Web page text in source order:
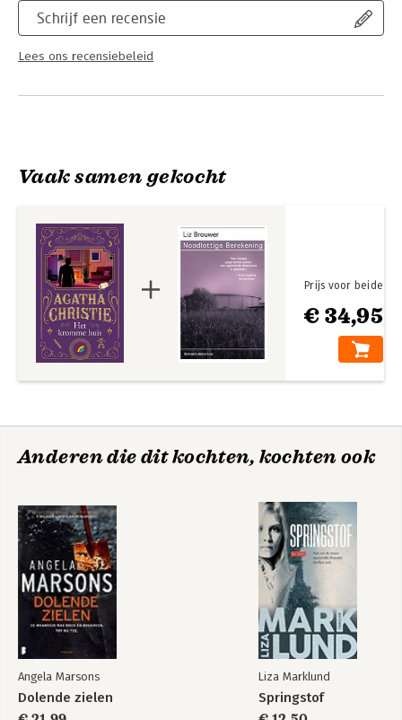
Schrijf een recensie
Lees ons recensiebeleid
Vaak samen gekocht
€ 34,95
Prijs voor beide
Anderen die dit kochten, kochten ook
Angela Marsons
Dolende zielen
Liza Marklund
Springstof